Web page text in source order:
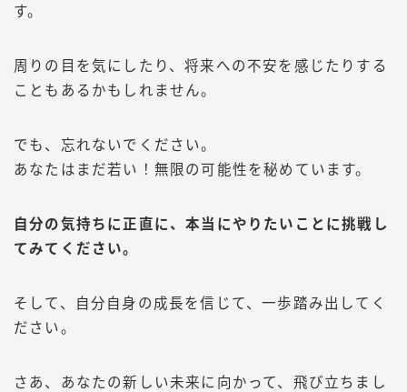
す。
周りの目を気にしたり、将来への不安を感じたりする
こともあるかもしれません。
でも、忘れないでください。
あなたはまだ若い！無限の可能性を秘めています。
自分の気持ちに正直に、本当にやりたいことに挑戦し
てみてください。
そして、自分自身の成長を信じて、一歩踏み出してく
ださい。
さあ、あなたの新しい未来に向かって、飛び立ちまし